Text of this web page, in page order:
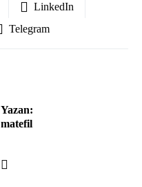
LinkedIn
Telegram
Yazan:
matefil